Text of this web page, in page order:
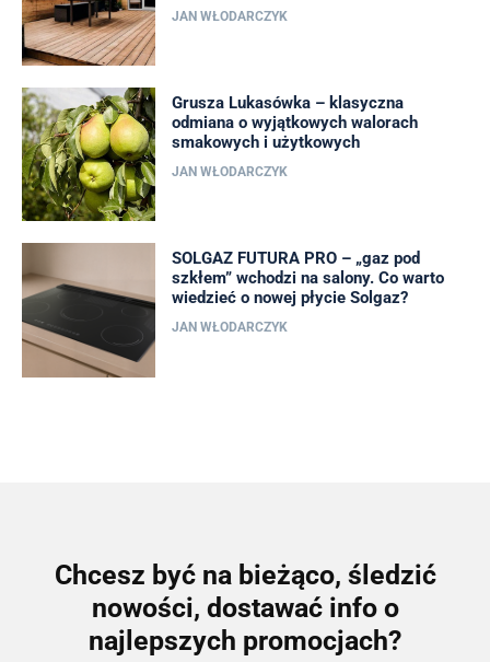
JAN WŁODARCZYK
Grusza Lukasówka – klasyczna
odmiana o wyjątkowych walorach
smakowych i użytkowych
JAN WŁODARCZYK
SOLGAZ FUTURA PRO – „gaz pod
szkłem” wchodzi na salony. Co warto
wiedzieć o nowej płycie Solgaz?
JAN WŁODARCZYK
Chcesz być na bieżąco, śledzić
nowości, dostawać info o
najlepszych promocjach?